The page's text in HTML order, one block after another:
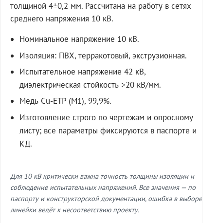
толщиной 4±0,2 мм. Рассчитана на работу в сетях
среднего напряжения 10 кВ.
Номинальное напряжение 10 кВ.
Изоляция: ПВХ, терракотовый, экструзионная.
Испытательное напряжение 42 кВ,
диэлектрическая стойкость >20 кВ/мм.
Медь Cu-ETP (M1), 99,9%.
Изготовление строго по чертежам и опросному
листу; все параметры фиксируются в паспорте и
КД.
Для 10 кВ критически важна точность толщины изоляции и
соблюдение испытательных напряжений. Все значения — по
паспорту и конструкторской документации, ошибка в выборе
линейки ведёт к несоответствию проекту.